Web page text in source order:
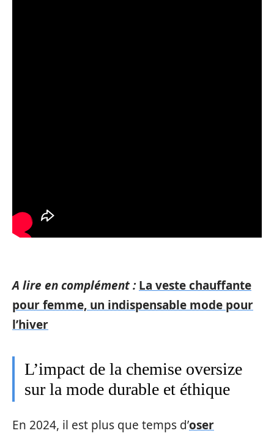
A lire en complément : La veste chauffante
pour femme, un indispensable mode pour
l’hiver
L’impact de la chemise oversize
sur la mode durable et éthique
En 2024, il est plus que temps d’oser